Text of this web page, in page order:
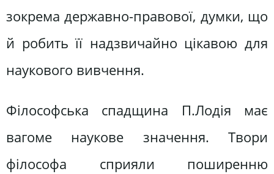
зокрема державно-правової, думки, що
й робить її надзвичайно цікавою для
наукового вивчення.
Філософська спадщина П.Лодія має
вагоме наукове значення. Твори
філософа сприяли поширенню